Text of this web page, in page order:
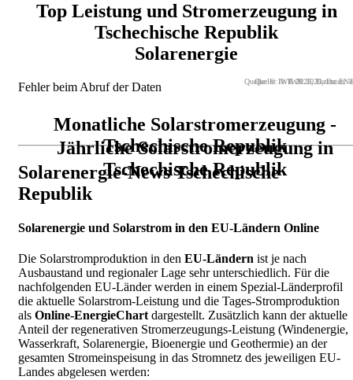
Top Leistung und Stromerzeugung in
Tschechische Republik
Solarenergie
Fehler beim Abruf der Daten
Monatliche Solarstromerzeugung -
Tschechische Republik
Quelle: © IWR 2026, Daten:
Jährliche Solarstromerzeugung in
Tschechische Republik
Quelle: © IWR 2026, Daten:
Solarenergie-News Tschechische
Republik
Solarenergie und Solarstrom in den EU-Ländern Online
Die Solarstromproduktion in den EU-Ländern ist je nach
Ausbaustand und regionaler Lage sehr unterschiedlich. Für die
nachfolgenden EU-Länder werden in einem Spezial-Länderprofil
die aktuelle Solarstrom-Leistung und die Tages-Stromproduktion
als Online-EnergieChartdargestellt. Zusätzlich kann der aktuelle
Anteil der regenerativen Stromerzeugungs-Leistung (Windenergie,
Wasserkraft, Solarenergie, Bioenergie und Geothermie) an der
gesamten Stromeinspeisung in das Stromnetz des jeweiligen EU-
Landes abgelesen werden: